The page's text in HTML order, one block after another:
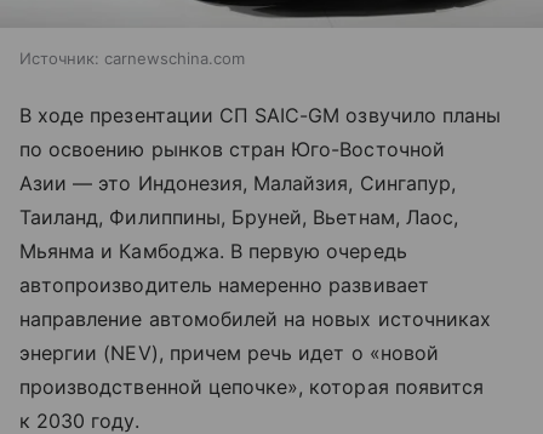
Источник: carnewschina.com
В ходе презентации СП SAIC-GM озвучило планы
по освоению рынков стран Юго-Восточной
Азии — это Индонезия, Малайзия, Сингапур,
Таиланд, Филиппины, Бруней, Вьетнам, Лаос,
Мьянма и Камбоджа. В первую очередь
автопроизводитель намеренно развивает
направление автомобилей на новых источниках
энергии (NEV), причем речь идет о «новой
производственной цепочке», которая появится
к 2030 году.